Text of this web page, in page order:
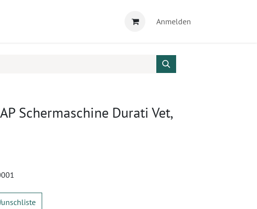
Anmelden
Schermaschine Durati Vet,